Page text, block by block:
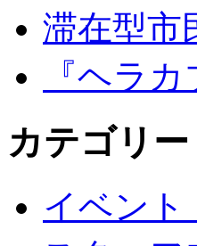
滞在型市
『ヘラ
カテゴリー
イベント